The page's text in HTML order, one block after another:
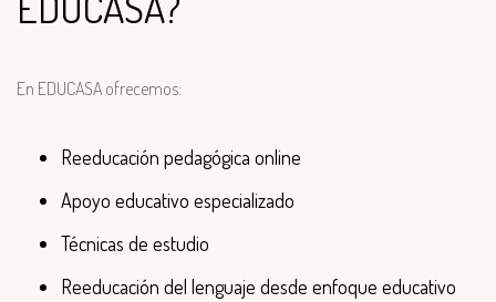
En EDUCASA ofrecemos:
Reeducación pedagógica online
Apoyo educativo especializado
Técnicas de estudio
Reeducación del lenguaje desde enfoque educativo